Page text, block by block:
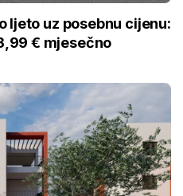
ljeto uz posebnu cijenu:
€ mjesečno